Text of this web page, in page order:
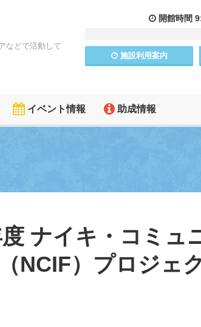
などで活動して
開館時間
施設利用案内
イベント情報 助成情報
ナイキ・コミュ
NCIF）プロジェ